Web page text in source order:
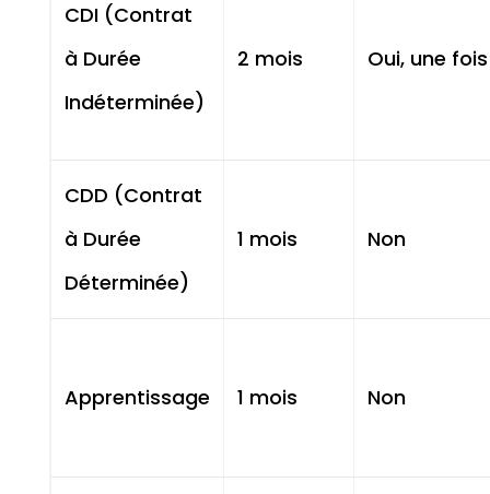
CDI (Contrat
à Durée
Indéterminée)
2 mois Oui, une fois
CDD (Contrat
à Durée
Déterminée)
1 mois Non
Apprentissage 1 mois Non